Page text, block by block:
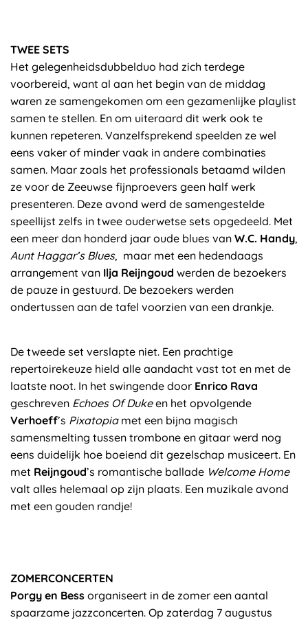
TWEE SETS
Het gelegenheidsdubbelduo had zich terdege
voorbereid, want al aan het begin van de middag
waren ze samengekomen om een gezamenlijke playlist
samen te stellen. En om uiteraard dit werk ook te
kunnen repeteren. Vanzelfsprekend speelden ze wel
eens vaker of minder vaak in andere combinaties
samen. Maar zoals het professionals betaamd wilden
ze voor de Zeeuwse fijnproevers geen half werk
presenteren. Deze avond werd de samengestelde
speellijst zelfs in twee ouderwetse sets opgedeeld. Met
een meer dan honderd jaar oude blues van W.C. Handy,
Aunt Haggar’s Blues, maar met een hedendaags
arrangement van Ilja Reijngoud werden de bezoekers
de pauze in gestuurd. De bezoekers werden
ondertussen aan de tafel voorzien van een drankje.
De tweede set verslapte niet. Een prachtige
repertoirekeuze hield alle aandacht vast tot en met de
laatste noot. In het swingende door Enrico Rava
geschreven Echoes Of Dukeen het opvolgende
Verhoeff’s Pixatopiamet een bijna magisch
samensmelting tussen trombone en gitaar werd nog
eens duidelijk hoe boeiend dit gezelschap musiceert. En
met Reijngoud’s romantische ballade Welcome Home
valt alles helemaal op zijn plaats. Een muzikale avond
met een gouden randje!
ZOMERCONCERTEN
Porgy en Bess organiseert in de zomer een aantal
spaarzame jazzconcerten. Op zaterdag 7 augustus